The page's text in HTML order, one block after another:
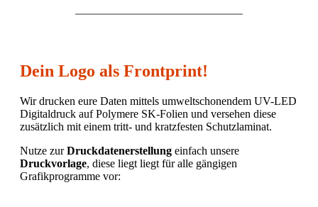
Dein Logo als Frontprint!
Wir drucken eure Daten mittels umweltschonendem UV-LED
Digitaldruck auf Polymere SK-Folien und versehen diese
zusätzlich mit einem tritt- und kratzfesten Schutzlaminat.
Nutze zurDruckdatenerstellung einfach unsere
Druckvorlage, diese liegt liegt für alle gängigen
Grafikprogramme vor: